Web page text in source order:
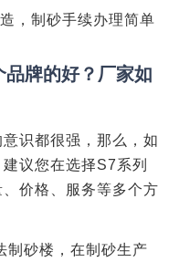
，制砂手续办理简单
牌的好？厂家如
识都很强，那么，如
议您在选择S7系列
价格、服务等多个方
制砂楼，在制砂生产